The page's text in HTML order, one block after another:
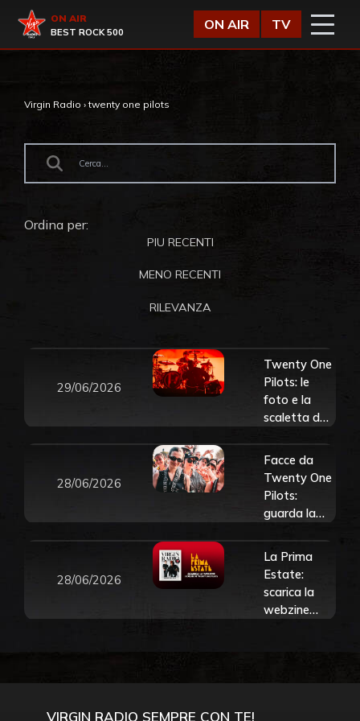
Virgin Radio
ON AIR
BEST ROCK 500
ON AIR TV
Virgin Radio ›twenty one pilots
Ordina per:
PIU RECENTI
MENO RECENTI
RILEVANZA
29/06/2026
Twenty One
Pilots: le
foto e la
scaletta del
La Prima
Estate, 28
giugno 2026
28/06/2026
Facce da
Twenty One
Pilots:
guarda la
Prima
Estate, 28
giugno 2026
28/06/2026
La Prima
Estate:
scarica la
webzine
VIRGIN RADIO SEMPRE CON TE!